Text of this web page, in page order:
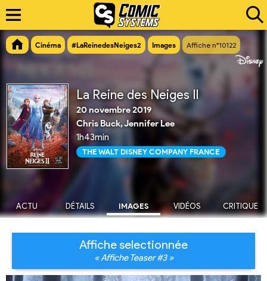
Cinéma #LaReinedesNeiges2 Images Affiche n°10122
La Reine des Neiges II
20 novembre 2019
Chris Buck, Jennifer Lee
1h43min
THE WALT DISNEY COMPANY FRANCE
ACTU DÉTAILS IMAGES VIDÉOS CRITIQUE
Affiche selectionnée
« Affiche Teaser #3 »